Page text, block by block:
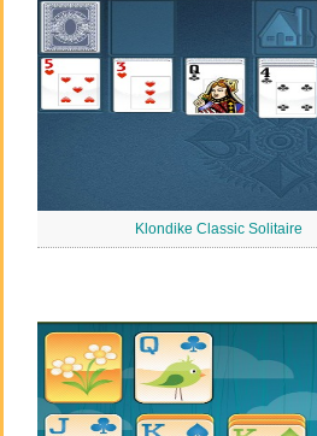
Klondike Classic Solitaire